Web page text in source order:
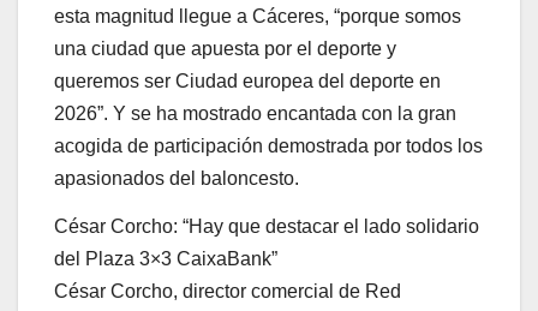
esta magnitud llegue a Cáceres, “porque somos
una ciudad que apuesta por el deporte y
queremos ser Ciudad europea del deporte en
2026”. Y se ha mostrado encantada con la gran
acogida de participación demostrada por todos los
apasionados del baloncesto.
César Corcho: “Hay que destacar el lado solidario
del Plaza 3×3 CaixaBank”
César Corcho, director comercial de Red